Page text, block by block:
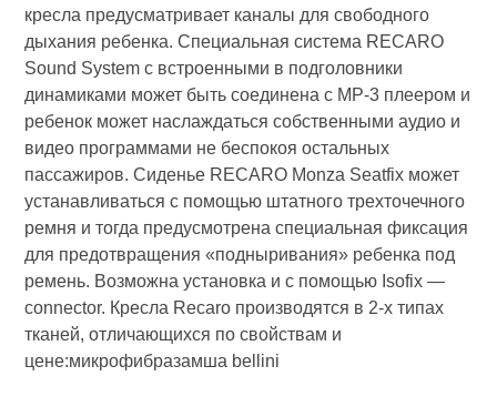
кресла предусматривает каналы для свободного
дыхания ребенка. Специальная система RECARO
Sound System с встроенными в подголовники
динамиками может быть соединена с МР-3 плеером и
ребенок может наслаждаться собственными аудио и
видео программами не беспокоя остальных
пассажиров. Сиденье RECARO Monza Seatfix может
устанавливаться с помощью штатного трехточечного
ремня и тогда предусмотрена специальная фиксация
для предотвращения «подныривания» ребенка под
ремень. Возможна установка и с помощью Isofix —
connector. Кресла Recaro производятся в 2-х типах
тканей, отличающихся по свойствам и
цене:микрофибразамша bellini